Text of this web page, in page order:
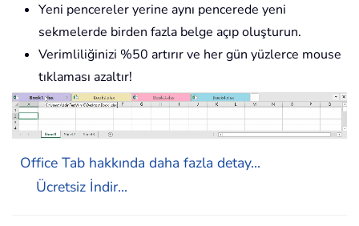
Yeni pencereler yerine aynı pencerede yeni
sekmelerde birden fazla belge açıp oluşturun.
Verimliliğinizi %50 artırır ve her gün yüzlerce mouse
tıklaması azaltır!
Office Tab hakkında daha fazla detay...
Ücretsiz İndir...